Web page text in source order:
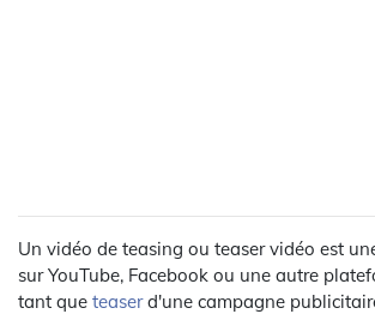
Un vidéo de teasing ou teaser vidéo est
sur YouTube, Facebook ou une autre
tant que teaserd'une campagne